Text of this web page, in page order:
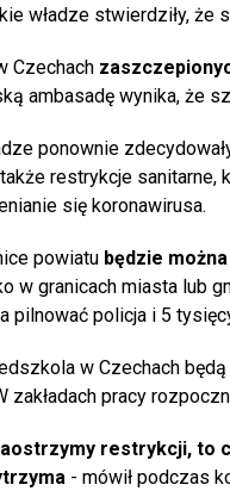
władze stwierdziły, że
Czechach
ambasadę wynika, że
ponownie
restrykcje
się koronawirusa.
powiatu będzie
w granicach miasta lub
pilnować policja i 5
w Czechach
zakładach pracy
restrykcji, to
- mówił podczas